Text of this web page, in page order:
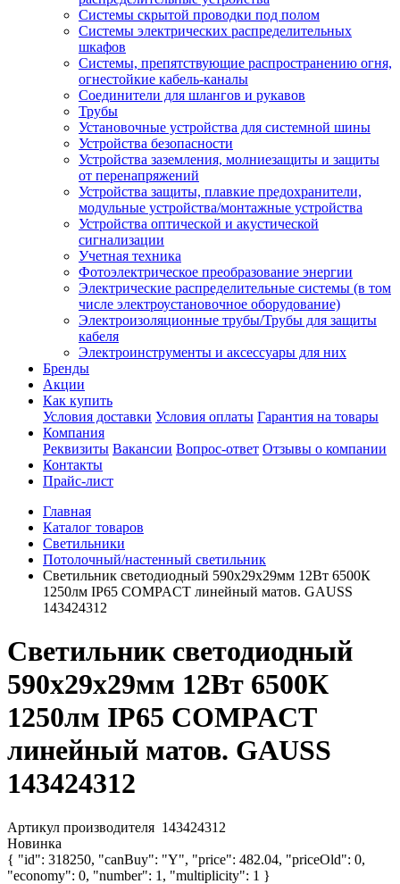
Системы скрытой проводки под полом
Системы электрических распределительных
шкафов
Системы, препятствующие распространению огня,
огнестойкие кабель-каналы
Соединители для шлангов и рукавов
Трубы
Установочные устройства для системной шины
Устройства безопасности
Устройства заземления, молниезащиты и защиты
от перенапряжений
Устройства защиты, плавкие предохранители,
модульные устройства/монтажные устройства
Устройства оптической и акустической
сигнализации
Учетная техника
Фотоэлектрическое преобразование энергии
Электрические распределительные системы (в том
числе электроустановочное оборудование)
Электроизоляционные трубы/Трубы для защиты
кабеля
Электроинструменты и аксессуары для них
Бренды
Акции
Как купить
Условия доставки Условия оплаты Гарантия на товары
Компания
Реквизиты Вакансии Вопрос-ответ Отзывы о компании
Контакты
Прайс-лист
Главная
Каталог товаров
Светильники
Потолочный/настенный светильник
Светильник светодиодный 590х29х29мм 12Вт 6500К
1250лм IP65 COMPACT линейный матов. GAUSS
143424312
Светильник светодиодный
590х29х29мм 12Вт 6500К
1250лм IP65 COMPACT
линейный матов. GAUSS
143424312
Артикул производителя 143424312
Новинка
{ "id": 318250, "canBuy": "Y", "price": 482.04, "priceOld": 0,
"economy": 0, "number": 1, "multiplicity": 1 }